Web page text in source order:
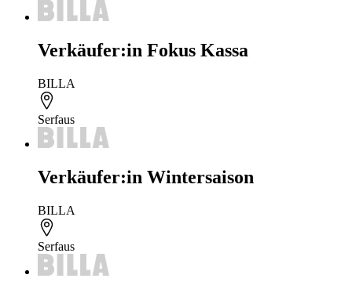
Verkäufer:in Fokus Kassa
BILLA
Serfaus
Verkäufer:in Wintersaison
BILLA
Serfaus